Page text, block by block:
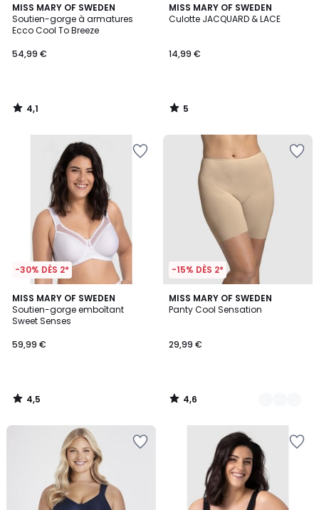
MISS MARY OF SWEDEN
Soutien-gorge à armatures
Ecco Cool To Breeze
54,99 €
4,1
/ 5
4,1
/
MISS MARY OF SWEDEN
Culotte JACQUARD & LACE
14,99 €
5
/
5
/
-30% DÈS 2*
MISS MARY OF SWEDEN
Soutien-gorge emboîtant
Sweet Senses
59,99 €
4,5
/ 5
4,5
/
-15% DÈS 2*
MISS MARY OF SWEDEN
Panty Cool Sensation
29,99 €
4,6
/ 5
3
Couleurs
4,6
/